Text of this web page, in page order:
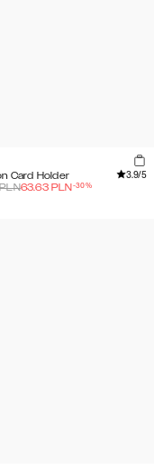
Card Holder
3.9/5
63.63 PLN-30%